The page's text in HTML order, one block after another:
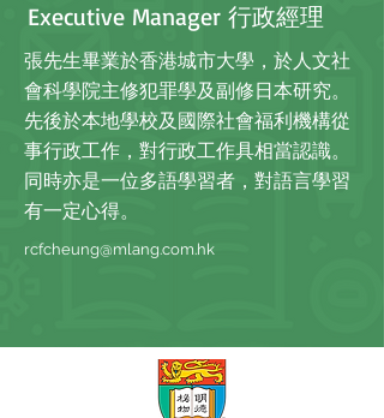
Executive Manager 行政經理
張先生畢業於香港城市大學，於人文社
會科學院主修犯罪學及副修日本研究。
先後於本地學校及國際社會福利機構從
事行政工作，對行政工作具相當認識。
同時亦是一位多語學習者，對語言學習
有一定心得。
rcfcheung@mlang.com.hk